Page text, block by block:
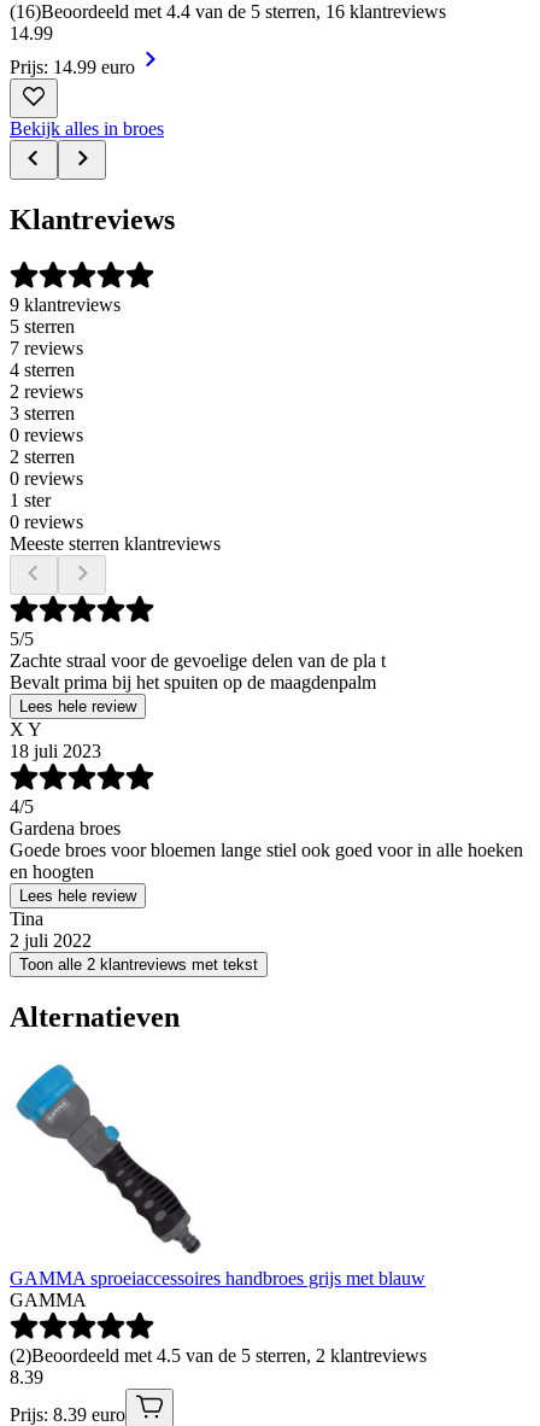
(16)Beoordeeld met 4.4 van de 5 sterren, 16 klantreviews
14.99
Prijs: 14.99 euro
Bekijk alles in broes
Klantreviews
9 klantreviews
5 sterren
7 reviews
4 sterren
2 reviews
3 sterren
0 reviews
2 sterren
0 reviews
1 ster
0 reviews
Meeste sterren klantreviews
5/5
Zachte straal voor de gevoelige delen van de pla t
Bevalt prima bij het spuiten op de maagdenpalm
Lees hele review
X Y
18 juli 2023
4/5
Gardena broes
Goede broes voor bloemen lange stiel ook goed voor in alle hoeken
en hoogten
Lees hele review
Tina
2 juli 2022
Toon alle 2 klantreviews met tekst
Alternatieven
GAMMA sproeiaccessoires handbroes grijs met blauw
GAMMA
(2)Beoordeeld met 4.5 van de 5 sterren, 2 klantreviews
8.39
Prijs: 8.39 euro